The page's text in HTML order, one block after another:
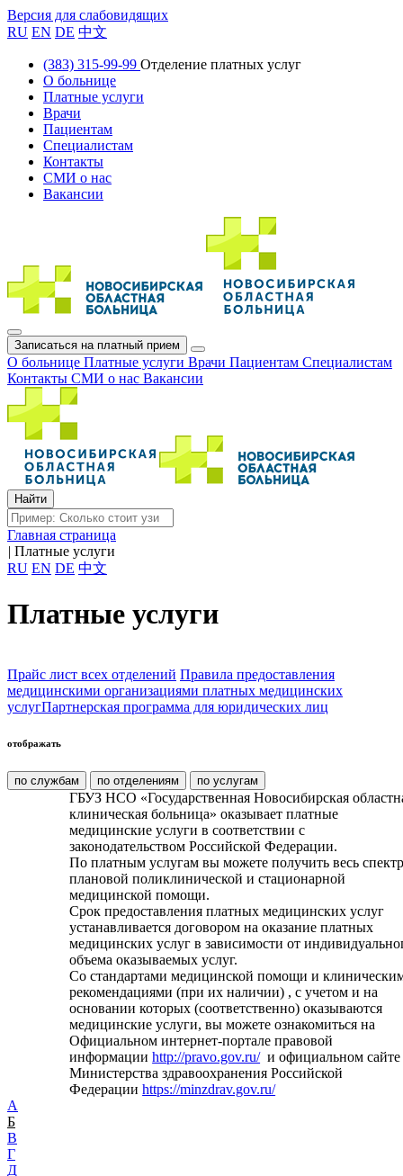
Версия для слабовидящих
RU EN DE 中文
(383) 315-99-99 Отделение платных услуг
О больнице
Платные услуги
Врачи
Пациентам
Специалистам
Контакты
СМИ о нас
Вакансии
Записаться на платный прием
О больнице Платные услуги Врачи Пациентам Специалистам
Контакты СМИ о нас Вакансии
Главная страница
| Платные услуги
RU EN DE 中文
Платные услуги
Прайс лист всех отделений Правила предоставления
медицинскими организациями платных медицинских
услугПартнерская программа для юридических лиц
отображать
по службам по отделениям по услугам
ГБУЗ НСО «Государственная Новосибирская
клиническая больница» оказывает платные
медицинские услуги в соответствии с
законодательством Российской Федерации.
По платным услугам вы можете получить весь
плановой поликлинической и стационарной
медицинской помощи.
Срок предоставления платных медицинских услуг
устанавливается договором на оказание платных
медицинских услуг в зависимости от
объема оказываемых услуг.
Со стандартами медицинской помощи и
рекомендациями (при их наличии) , с учетом и на
основании которых (соответственно) оказываются
медицинские услуги, вы можете ознакомиться на
Официальном интернет-портале правовой
информацииhttp://pravo.gov.ru/и официальном сайте
Министерства здравоохранения Российской
Федерацииhttps://minzdrav.gov.ru/
А
Б
В
Г
Д